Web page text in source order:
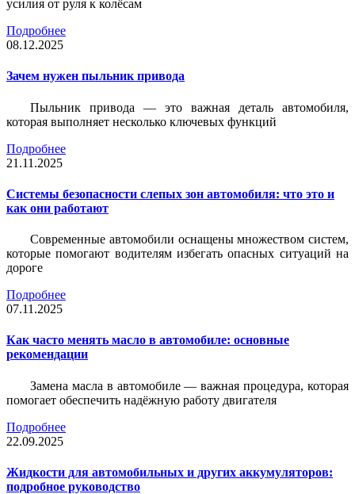
усилия от руля к колёсам
Подробнее
08.12.2025
Зачем нужен пыльник привода
Пыльник привода — это важная деталь автомобиля,
которая выполняет несколько ключевых функций
Подробнее
21.11.2025
Системы безопасности слепых зон автомобиля: что это и
как они работают
Современные автомобили оснащены множеством систем,
которые помогают водителям избегать опасных ситуаций на
дороге
Подробнее
07.11.2025
Как часто менять масло в автомобиле: основные
рекомендации
Замена масла в автомобиле — важная процедура, которая
помогает обеспечить надёжную работу двигателя
Подробнее
22.09.2025
Жидкости для автомобильных и других аккумуляторов:
подробное руководство